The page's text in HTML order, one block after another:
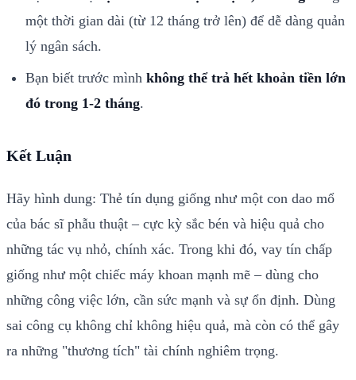
một thời gian dài (từ 12 tháng trở lên) để dễ dàng quản
lý ngân sách.
Bạn biết trước mình không thể trả hết khoản tiền lớn
đó trong 1-2 tháng.
Kết Luận
Hãy hình dung: Thẻ tín dụng giống như một con dao mổ
của bác sĩ phẫu thuật – cực kỳ sắc bén và hiệu quả cho
những tác vụ nhỏ, chính xác. Trong khi đó, vay tín chấp
giống như một chiếc máy khoan mạnh mẽ – dùng cho
những công việc lớn, cần sức mạnh và sự ổn định. Dùng
sai công cụ không chỉ không hiệu quả, mà còn có thể gây
ra những "thương tích" tài chính nghiêm trọng.